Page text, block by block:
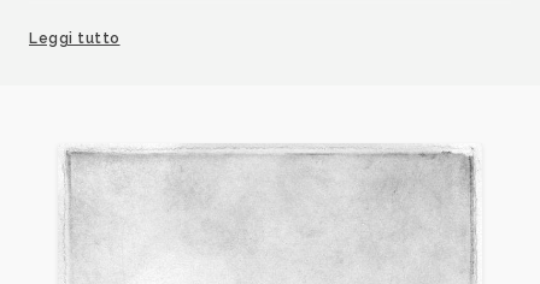
italiani moderni e contemporanei, Milano, Gorlich, p.
nei secoli XIX e XX. Dizionario biografico, volume III,
pp. 1279/1288.
Leggi tutto